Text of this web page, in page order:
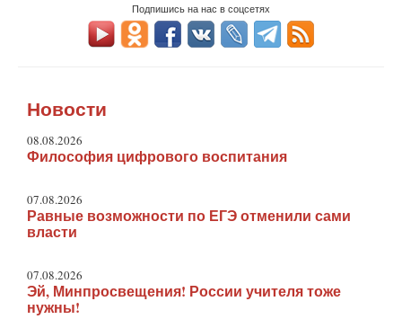
Подпишись на нас в соцсетях
Новости
08.08.2026
Философия цифрового воспитания
07.08.2026
Равные возможности по ЕГЭ отменили сами
власти
07.08.2026
Эй, Минпросвещения! России учителя тоже
нужны!